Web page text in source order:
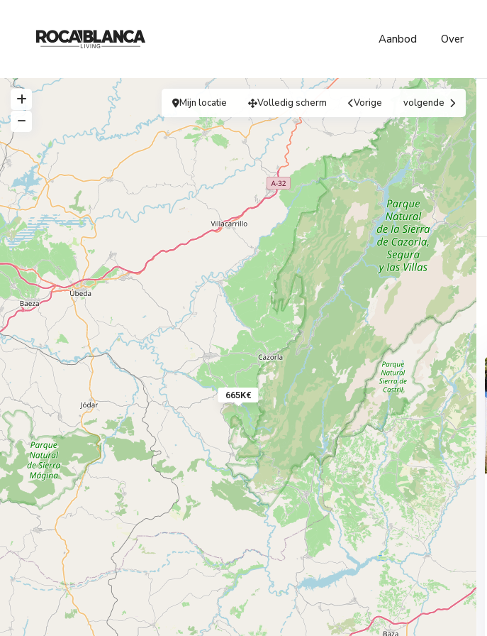
Aanbod Over
665K€
Mijn locatie Volledig scherm Vorige volgende
7